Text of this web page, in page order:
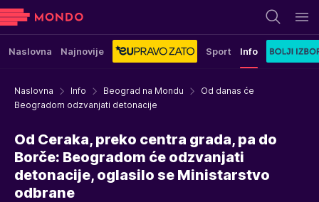
Naslovna Najnovije Sport Info
Naslovna Info Beograd na Mondu
Od danas će
Beogradom odzvanjati detonacije
Od Ceraka, preko centra grada, pa do
Borče: Beogradom će odzvanjati
detonacije, oglasilo se Ministarstvo
odbrane